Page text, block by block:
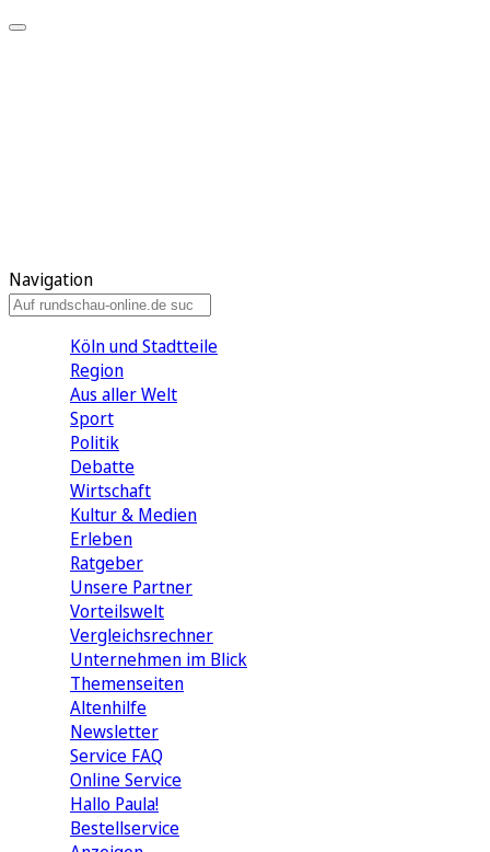
Navigation
Köln und Stadtteile
Region
Aus aller Welt
Sport
Politik
Debatte
Wirtschaft
Kultur & Medien
Erleben
Ratgeber
Unsere Partner
Vorteilswelt
Vergleichsrechner
Unternehmen im Blick
Themenseiten
Altenhilfe
Newsletter
Service FAQ
Online Service
Hallo Paula!
Bestellservice